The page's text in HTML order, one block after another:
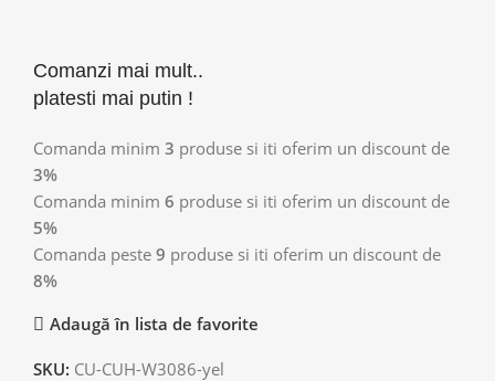
Comanzi mai mult..
platesti mai putin !
Comanda minim 3 produse si iti oferim un discount de
3%
Comanda minim 6 produse si iti oferim un discount de
5%
Comanda peste 9 produse si iti oferim un discount de
8%
Adaugă în lista de favorite
SKU: CU-CUH-W3086-yel